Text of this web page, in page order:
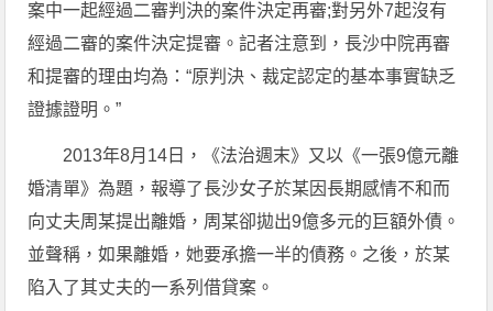
案中一起經過二審判決的案件決定再審;對另外7起沒有
經過二審的案件決定提審。記者注意到，長沙中院再審
和提審的理由均為：“原判決、裁定認定的基本事實缺乏
證據證明。”
2013年8月14日，《法治週末》又以《一張9億元離
婚清單》為題，報導了長沙女子於某因長期感情不和而
向丈夫周某提出離婚，周某卻拋出9億多元的巨額外債。
並聲稱，如果離婚，她要承擔一半的債務。之後，於某
陷入了其丈夫的一系列借貸案。